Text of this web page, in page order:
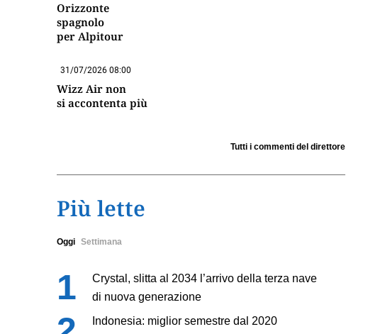
Orizzonte
spagnolo
per Alpitour
31/07/2026 08:00
Wizz Air non
si accontenta più
Tutti i commenti del direttore
Più lette
Oggi Settimana
Crystal, slitta al 2034 l’arrivo della terza nave
di nuova generazione
Indonesia: miglior semestre dal 2020